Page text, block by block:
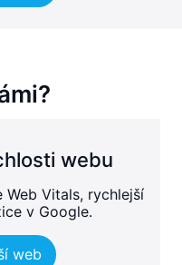
webu
Web Vitals, rychlejší
v Google.
web